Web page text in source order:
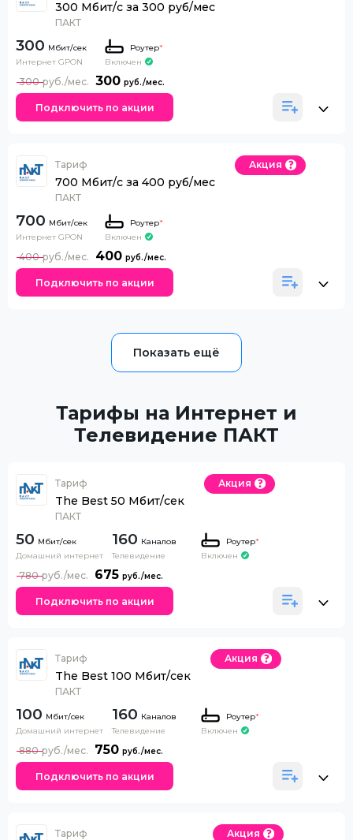
300 Мбит/с за 300 руб/мес
ПАКТ
300
Интернет GPON
Роутер*
Включен
300
300
Подключить по акции
Тариф
700 Мбит/с за 400 руб/мес
ПАКТ
Акция
700
Интернет GPON
Роутер*
Включен
400
400
Подключить по акции
Тарифы на Интернет и
Телевидение ПАКТ
Тариф
The Best 50 Мбит/сек
ПАКТ
Акция
50
Домашний интернет
160 Каналов
Телевидение
Роутер*
Включен
675
780
Подключить по акции
Тариф
The Best 100 Мбит/сек
ПАКТ
Акция
100
Домашний интернет
160 Каналов
Телевидение
Роутер*
Включен
750
880
Подключить по акции
Тариф Акция